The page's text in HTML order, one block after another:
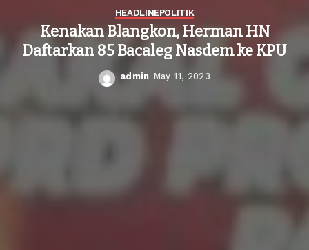
HEADLINEPOLITIK
Kenakan Blangkon, Herman HN
Daftarkan 85 Bacaleg Nasdem ke KPU
Posted
admin May 11, 2023